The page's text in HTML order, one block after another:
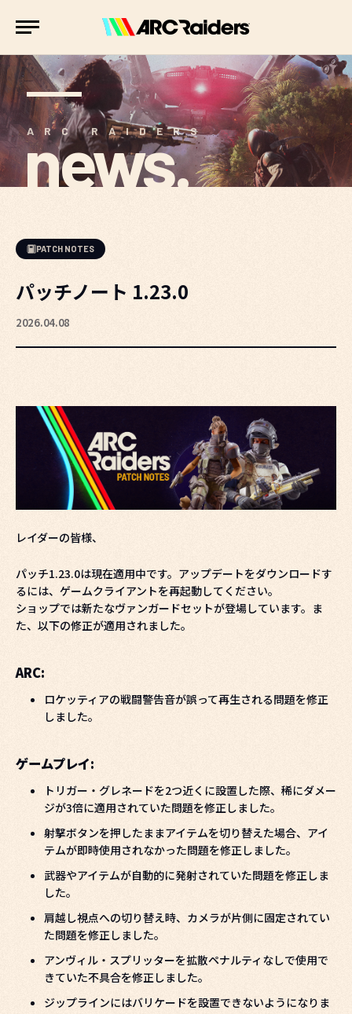
ARC RAIDERS
news.
PATCH NOTES
パッチノート 1.23.0
2026.04.08
レイダーの皆様、
パッチ1.23.0は現在適用中です。アップデートをダウンロードす
るには、ゲームクライアントを再起動してください。
ショップでは新たなヴァンガードセットが登場しています。ま
た、以下の修正が適用されました。
ARC:
ロケッティアの戦闘警告音が誤って再生される問題を修正
しました。
ゲームプレイ:
トリガー・グレネードを2つ近くに設置した際、稀にダメー
ジが3倍に適用されていた問題を修正しました。
射撃ボタンを押したままアイテムを切り替えた場合、アイ
テムが即時使用されなかった問題を修正しました。
武器やアイテムが自動的に発射されていた問題を修正しま
した。
肩越し視点への切り替え時、カメラが片側に固定されてい
た問題を修正しました。
アンヴィル・スプリッターを拡散ペナルティなしで使用で
きていた不具合を修正しました。
ジップラインにはバリケードを設置できないようになりま